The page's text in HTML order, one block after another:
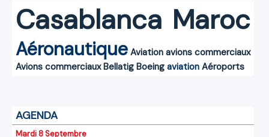
Casablanca Maroc
Aéronautique Aviation avions commerciaux
Avions commerciaux Bellatig Boeing aviation Aéroports
AGENDA
Mardi 8 Septembre